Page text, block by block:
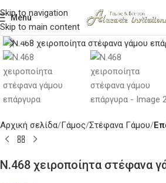
Skip to navigation
Skip to main content
Menu
Κλικ για μεγέθυνση
Αρχική σελίδα Γάμος Στέφανα Γάμου
Ν.468 χειροποίητα στέφανα